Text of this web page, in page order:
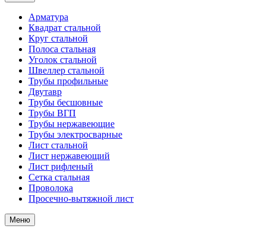
Арматура
Квадрат стальной
Круг стальной
Полоса стальная
Уголок стальной
Швеллер стальной
Трубы профильные
Двутавр
Трубы бесшовные
Трубы ВГП
Трубы нержавеющие
Трубы электросварные
Лист стальной
Лист нержавеющий
Лист рифленый
Сетка стальная
Проволока
Просечно-вытяжной лист
Меню